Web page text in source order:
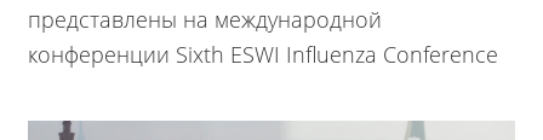
представлены на международной
конференции Sixth ESWI Influenza Conference